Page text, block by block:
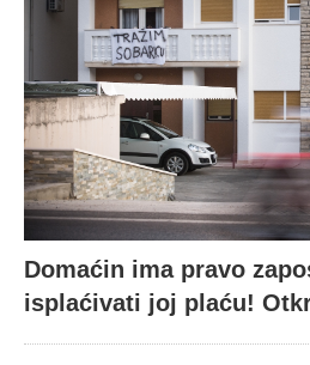
Domaćin ima pravo
isplaćivati joj plaću!